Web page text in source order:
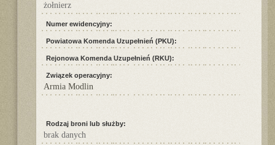
żołnierz
Numer ewidencyjny:
Powiatowa Komenda Uzupełnień (PKU):
Rejonowa Komenda Uzupełnień (RKU):
Związek operacyjny:
Armia Modlin
Rodzaj broni lub służby:
brak danych